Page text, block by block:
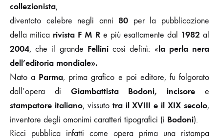
collezionista,
diventato celebre negli anni 80 per la pubblicazione
della mitica rivista F M R e più esattamente dal 1982 al
2004, che il grande Fellinicosì definì: «la perla nera
dell’editoria mondiale».
Nato a Parma, prima grafico e poi editore, fu folgorato
dall’opera di Giambattista Bodoni, incisoree
stampatore italiano, vissuto tra il XVIII e il XIX secolo,
inventore degli omonimi caratteri tipografici (i Bodoni).
Ricci pubblica infatti come opera prima una ristampa